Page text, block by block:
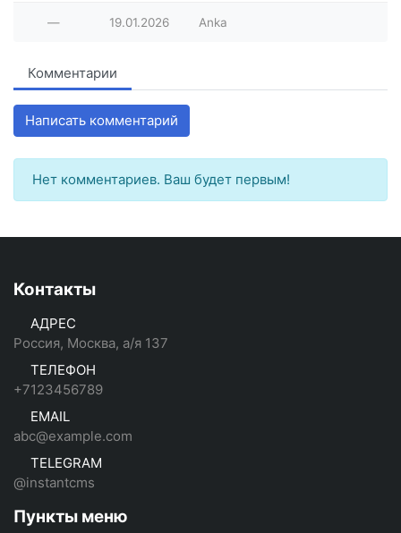
— 19.01.2026 Anka
Комментарии
Написать комментарий
Нет комментариев. Ваш будет первым!
Контакты
АДРЕС
Россия, Москва, а/я 137
ТЕЛЕФОН
+7123456789
EMAIL
abc@example.com
TELEGRAM
@instantcms
Пункты меню